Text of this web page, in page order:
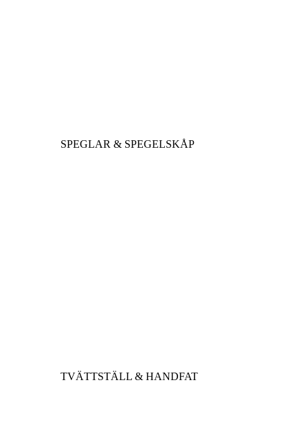
SPEGLAR & SPEGELSKÅP
TVÄTTSTÄLL & HANDFAT